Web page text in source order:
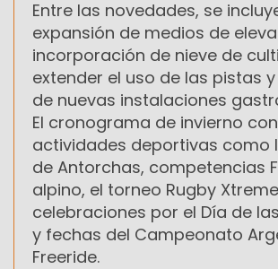
Entre las novedades, se
expansión de medios de
incorporación de nieve de
extender el uso de las pistas
de nuevas instalaciones
El cronograma de invierno
actividades deportivas como
de Antorchas, competencias
alpino, el torneo Rugby
celebraciones por el Día de
y fechas del Campeonato
Freeride.